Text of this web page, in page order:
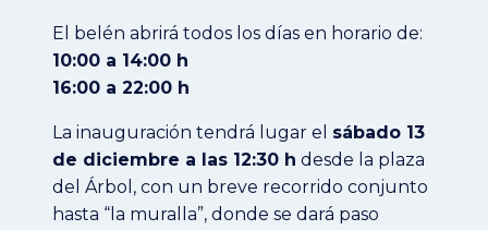
El belén abrirá todos los días en horario de:
10:00 a 14:00 h
16:00 a 22:00 h
La inauguración tendrá lugar el sábado 13
de diciembre a las 12:30 h desde la plaza
del Árbol, con un breve recorrido conjunto
hasta “la muralla”, donde se dará paso